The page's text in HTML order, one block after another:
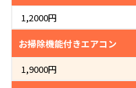
1,2000円
お掃除機能付きエアコン
1,9000円